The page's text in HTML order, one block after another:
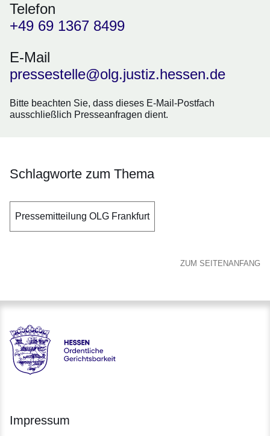
Telefon
+49 69 1367 8499
E-Mail
pressestelle@olg.justiz.hessen.de
Bitte beachten Sie, dass dieses E-Mail-Postfach
ausschließlich Presseanfragen dient.
Schlagworte zum Thema
Pressemitteilung OLG Frankfurt
ZUM SEITENANFANG
Hessen - Ordentliche Gerichtsbarkeit Hessen
Impressum